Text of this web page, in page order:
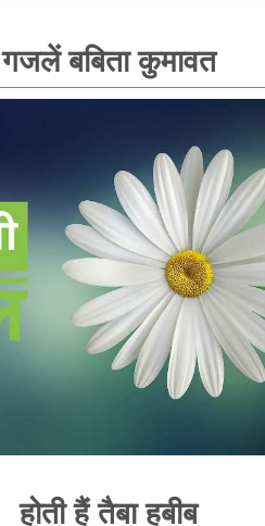
गजलें बबिता कुमावत
होती हैं तैबा हबीब